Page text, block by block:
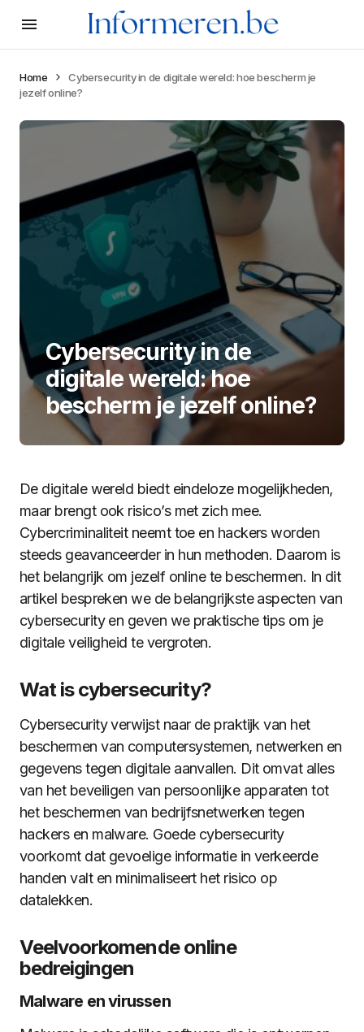
Home
Cybersecurity in de digitale wereld: hoe bescherm je
jezelf online?
Cybersecurity in de
digitale wereld: hoe
bescherm je jezelf online?
De digitale wereld biedt eindeloze mogelijkheden,
maar brengt ook risico’s met zich mee.
Cybercriminaliteit neemt toe en hackers worden
steeds geavanceerder in hun methoden. Daarom is
het belangrijk om jezelf online te beschermen. In dit
artikel bespreken we de belangrijkste aspecten van
cybersecurity en geven we praktische tips om je
digitale veiligheid te vergroten.
Wat is cybersecurity?
Cybersecurity verwijst naar de praktijk van het
beschermen van computersystemen, netwerken en
gegevens tegen digitale aanvallen. Dit omvat alles
van het beveiligen van persoonlijke apparaten tot
het beschermen van bedrijfsnetwerken tegen
hackers en malware. Goede cybersecurity
voorkomt dat gevoelige informatie in verkeerde
handen valt en minimaliseert het risico op
datalekken.
Veelvoorkomende online
bedreigingen
Malware en virussen